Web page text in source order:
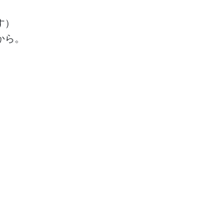
ら。